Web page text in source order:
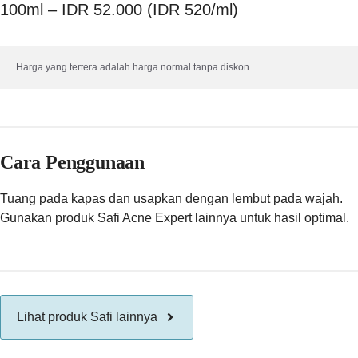
100ml – IDR 52.000 (IDR 520/ml)
Harga yang tertera adalah harga normal tanpa diskon.
Cara Penggunaan
Tuang pada kapas dan usapkan dengan lembut pada wajah.
Gunakan produk Safi Acne Expert lainnya untuk hasil optimal.
Lihat produk Safi lainnya